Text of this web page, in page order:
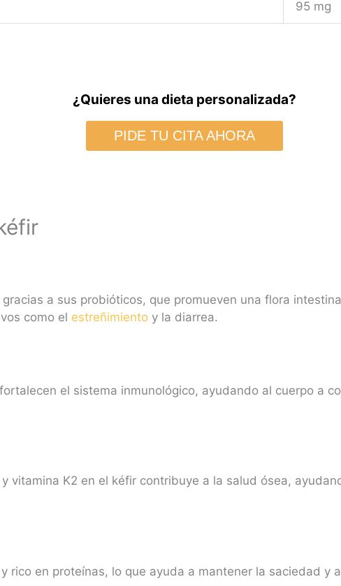
95 mg
¿Quieres una dieta personalizada?
PIDE TU CITA AHORA
a sus probióticos, que promueven una flora
como el estreñimiento y la diarrea.
el sistema inmunológico, ayudando al cuerpo a
vitamina K2 en el kéfir contribuye a la salud ósea,
rico en proteínas, lo que ayuda a mantener la saciedad y